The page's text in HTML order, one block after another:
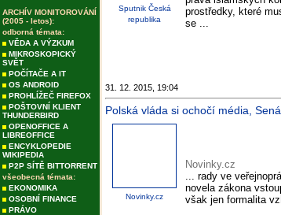
ARCHÍV MONITOROVÁNÍ
(2005 - letos):
odborná témata:
VĚDA A VÝZKUM
MIKROSKOPICKÝ
SVĚT
POČÍTAČE A IT
OS ANDROID
PROHLÍŽEČ FIREFOX
POŠTOVNÍ KLIENT
THUNDERBIRD
OPENOFFICE A
LIBREOFFICE
ENCYKLOPEDIE
WIKIPEDIA
P2P SÍTĚ BITTORRENT
všeobecná témata:
EKONOMIKA
OSOBNÍ FINANCE
PRÁVO
Sputnik Česká
republika
prostředky, které
se ...
31. 12. 2015, 19:04
Polská vláda si ochočí média,
Novinky.cz
Novinky.cz
... rady ve
novela zákona
však jen formalita